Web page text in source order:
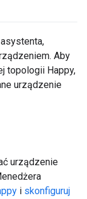
Aby
topologii Happy,
urządzenie
urządzenie
i skonfiguruj